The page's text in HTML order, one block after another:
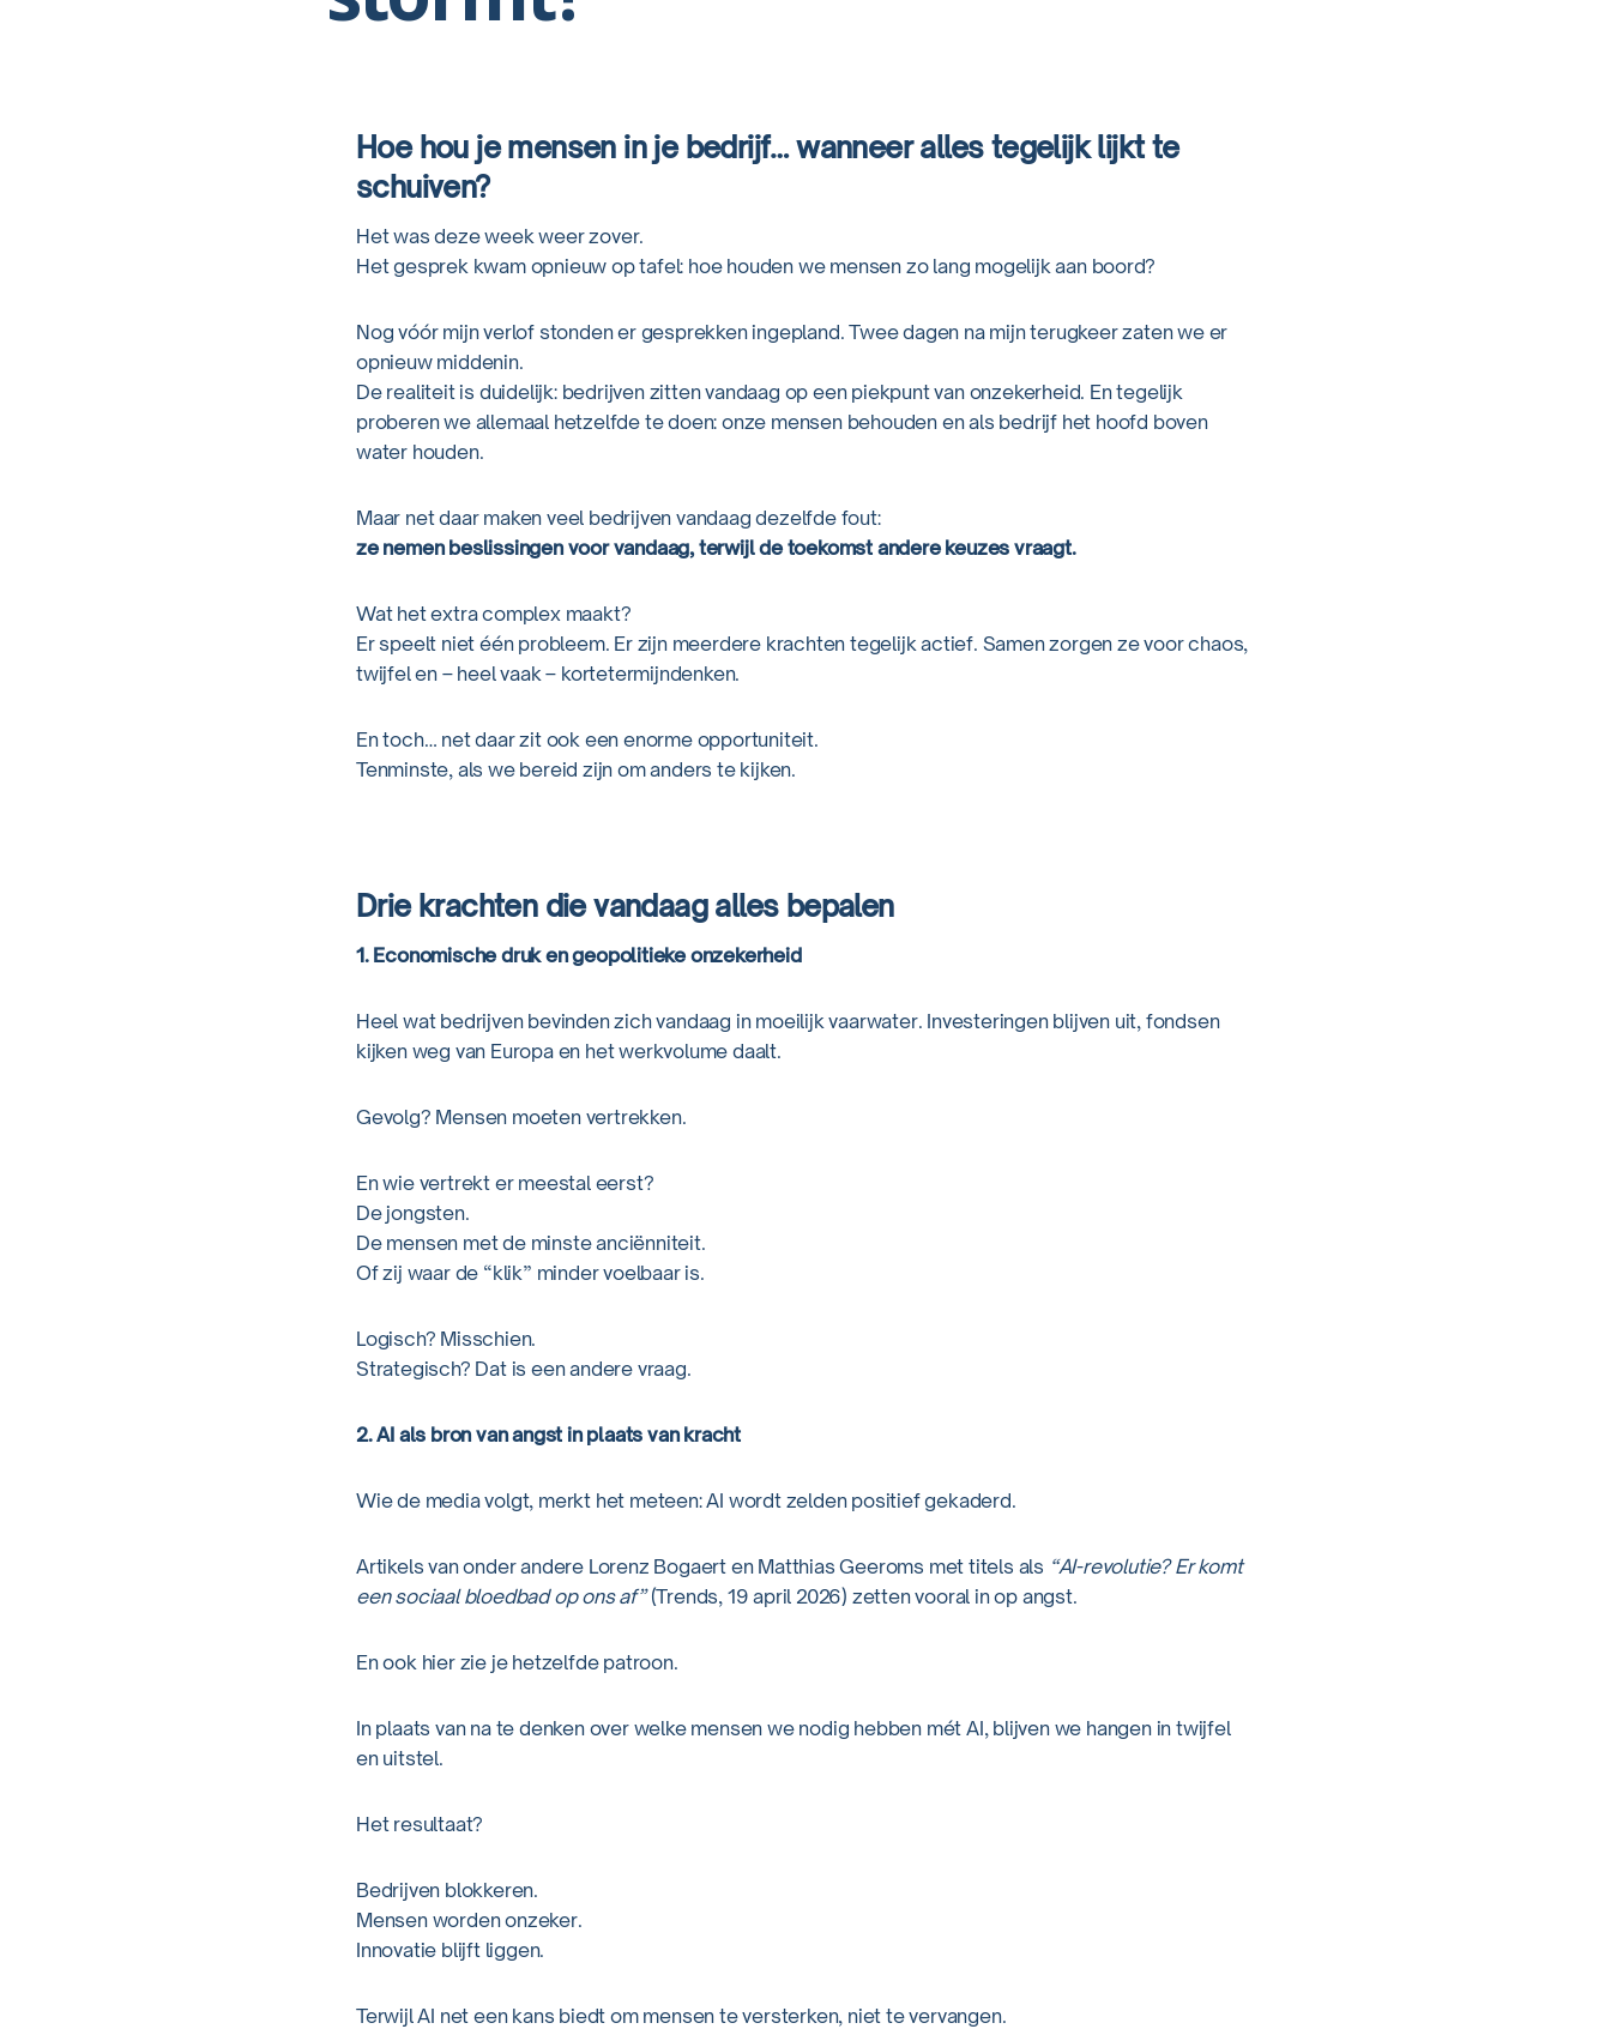
Hoe hou je mensen in je bedrijf… wanneer alles tegelijk lijkt te
schuiven?
Het was deze week weer zover.
Het gesprek kwam opnieuw op tafel: hoe houden we mensen zo lang mogelijk aan boord?
Nog vóór mijn verlof stonden er gesprekken ingepland. Twee dagen na mijn terugkeer zaten we er
opnieuw middenin.
De realiteit is duidelijk: bedrijven zitten vandaag op een piekpunt van onzekerheid. En tegelijk
proberen we allemaal hetzelfde te doen: onze mensen behouden en als bedrijf het hoofd boven
water houden.
Maar net daar maken veel bedrijven vandaag dezelfde fout:
ze nemen beslissingen voor vandaag, terwijl de toekomst andere keuzes vraagt.
Wat het extra complex maakt?
Er speelt niet één probleem. Er zijn meerdere krachten tegelijk actief. Samen zorgen ze voor chaos,
twijfel en – heel vaak – kortetermijndenken.
En toch… net daar zit ook een enorme opportuniteit.
Tenminste, als we bereid zijn om anders te kijken.
Drie krachten die vandaag alles bepalen
1. Economische druk en geopolitieke onzekerheid
Heel wat bedrijven bevinden zich vandaag in moeilijk vaarwater. Investeringen blijven uit, fondsen
kijken weg van Europa en het werkvolume daalt.
Gevolg? Mensen moeten vertrekken.
En wie vertrekt er meestal eerst?
De jongsten.
De mensen met de minste anciënniteit.
Of zij waar de “klik” minder voelbaar is.
Logisch? Misschien.
Strategisch? Dat is een andere vraag.
2. AI als bron van angst in plaats van kracht
Wie de media volgt, merkt het meteen: AI wordt zelden positief gekaderd.
Artikels van onder andere Lorenz Bogaert en Matthias Geeroms met titels als “AI-revolutie? Er komt
een sociaal bloedbad op ons af”(Trends, 19 april 2026) zetten vooral in op angst.
En ook hier zie je hetzelfde patroon.
In plaats van na te denken over welke mensen we nodig hebben mét AI, blijven we hangen in twijfel
en uitstel.
Het resultaat?
Bedrijven blokkeren.
Mensen worden onzeker.
Innovatie blijft liggen.
Terwijl AI net een kans biedt om mensen te versterken, niet te vervangen.